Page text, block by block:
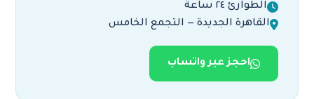
الطوارئ ٢٤ ساعة
القاهرة الجديدة — التجمع الخامس
احجز عبر واتساب